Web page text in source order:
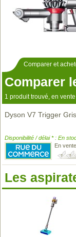
Comparer et
Comparer
1 produit trouvé, en
Dyson V7 Trigger Gris
Disponibilité / délai * : En
En
Les